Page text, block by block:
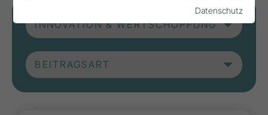
Datenschutz